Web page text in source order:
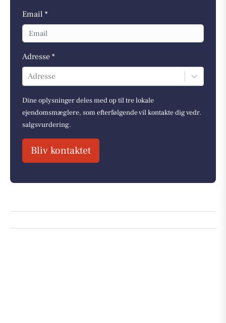
Email *
Adresse *
Adresse
Dine oplysninger deles med op til tre lokale
ejendomsmæglere, som efterfølgende vil kontakte dig vedr.
salgsvurdering.
Bliv kontaktet